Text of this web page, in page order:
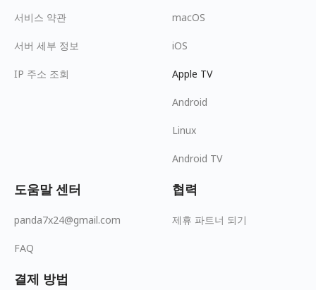
서비스 약관
서버 세부 정보
IP 주소 조회
macOS
iOS
Apple TV
Android
Linux
Android TV
도움말 센터
panda7x24@gmail.com
FAQ
협력
제휴 파트너 되기
결제 방법